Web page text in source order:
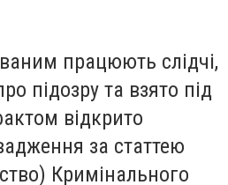
працюють слідчі,
підозру та взято під
відкрито
за статтею
Кримінального